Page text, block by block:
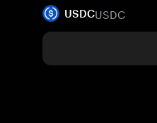
USDCUSDC